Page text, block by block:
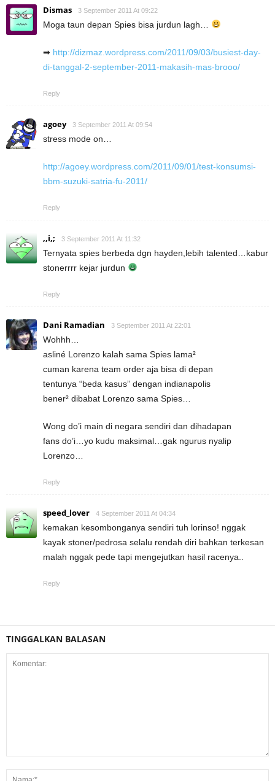
Dismas 3 September 2011 At 09:22
Moga taun depan Spies bisa jurdun lagh…
➡ http://dizmaz.wordpress.com/2011/09/03/busiest-day-
di-tanggal-2-september-2011-makasih-mas-brooo/
Reply
agoey 3 September 2011 At 09:54
stress mode on…
http://agoey.wordpress.com/2011/09/01/test-konsumsi-
bbm-suzuki-satria-fu-2011/
Reply
,,i,; 3 September 2011 At 11:32
Ternyata spies berbeda dgn hayden,lebih talented…kabur
stonerrrr kejar jurdun
Reply
Dani Ramadian 3 September 2011 At 22:01
Wohhh…
asliné Lorenzo kalah sama Spies lama²
cuman karena team order aja bisa di depan
tentunya “beda kasus” dengan indianapolis
bener² dibabat Lorenzo sama Spies…
Wong do’i main di negara sendiri dan dihadapan
fans do’i…yo kudu maksimal…gak ngurus nyalip
Lorenzo…
Reply
speed_lover 4 September 2011 At 04:34
kemakan kesombonganya sendiri tuh lorinso! nggak
kayak stoner/pedrosa selalu rendah diri bahkan terkesan
malah nggak pede tapi mengejutkan hasil racenya..
Reply
TINGGALKAN BALASAN